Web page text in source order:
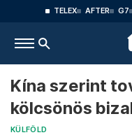
TELEX AFTER G7
Kína szerint
kölcsönös
KÜLFÖLD